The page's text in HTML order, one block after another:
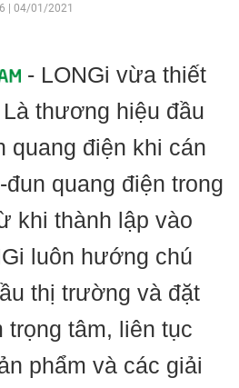
04/01/2021
- LONGi vừa thiết
thương hiệu đầu
quang điện khi cán
quang điện trong
khi thành lập vào
luôn hướng chú
thị trường và đặt
trọng tâm, liên tục
phẩm và các giải